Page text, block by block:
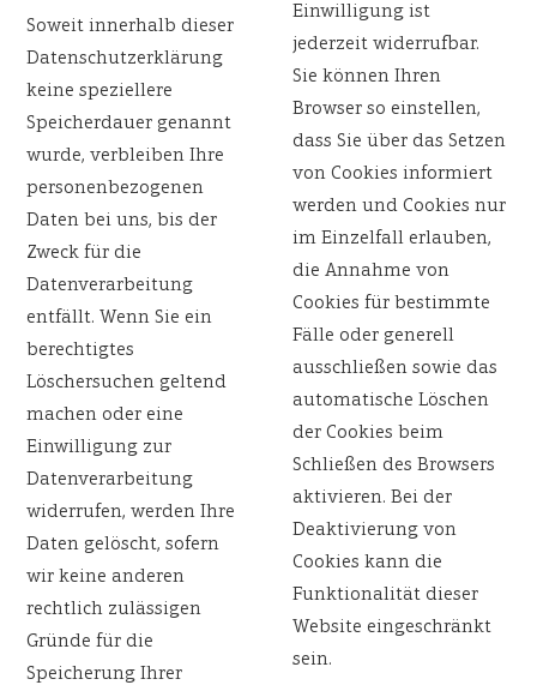
Soweit innerhalb dieser
Datenschutzerklärung
keine speziellere
Speicherdauer genannt
wurde, verbleiben Ihre
personenbezogenen
Daten bei uns, bis der
Zweck für die
Datenverarbeitung
entfällt. Wenn Sie ein
berechtigtes
Löschersuchen geltend
machen oder eine
Einwilligung zur
Datenverarbeitung
widerrufen, werden Ihre
Daten gelöscht, sofern
wir keine anderen
rechtlich zulässigen
Gründe für die
Speicherung Ihrer
Einwilligung ist
jederzeit widerrufbar.
Sie können Ihren
Browser so einstellen,
dass Sie über das Setzen
von Cookies informiert
werden und Cookies nur
im Einzelfall erlauben,
die Annahme von
Cookies für bestimmte
Fälle oder generell
ausschließen sowie das
automatische Löschen
der Cookies beim
Schließen des Browsers
aktivieren. Bei der
Deaktivierung von
Cookies kann die
Funktionalität dieser
Website eingeschränkt
sein.